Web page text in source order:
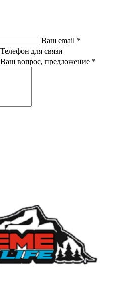
Ваш email *
Телефон для связи
Ваш вопрос, предложение *